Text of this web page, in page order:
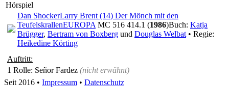
Hörspiel
Dan ShockerLarry Brent (14) Der Mönch mit den
TeufelskrallenEUROPA MC 516 414.1 (1986)Buch: Katja
Brügger, Bertram von Boxberg und Douglas Welbat • Regie:
Heikedine Körting
Auftritt:
1 Rolle: Señor Fardez (nicht erwähnt)
Seit 2016 • Impressum • Datenschutz